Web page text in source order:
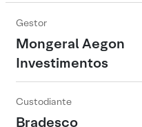
Gestor
Mongeral Aegon
Investimentos
Custodiante
Bradesco